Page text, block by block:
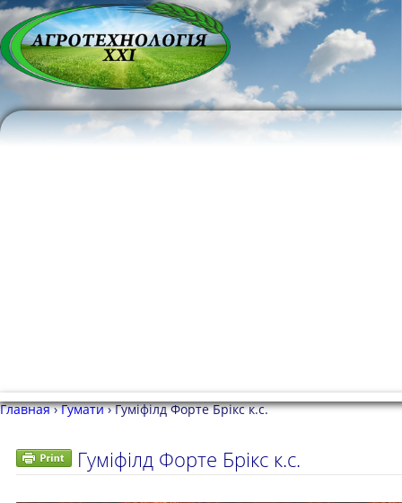
Главная › Гумати › Гуміфілд Форте Брікс к.с.
Гуміфілд Форте Брікс к.с.